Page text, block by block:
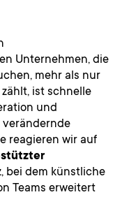
Unternehmen, die
mehr als nur
ist schnelle
und
reagieren wir auf
bei dem künstliche
Teams erweitert